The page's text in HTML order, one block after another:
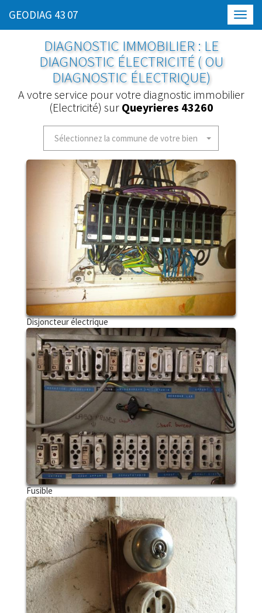
GEODIAG 43 07
DIAGNOSTIC IMMOBILIER : LE
DIAGNOSTIC ÉLECTRICITÉ ( OU
DIAGNOSTIC ÉLECTRIQUE)
A votre service pour votre diagnostic immobilier
(Electricité) sur Queyrieres 43260
Sélectionnez la commune de votre bien
Disjoncteur électrique
Fusible